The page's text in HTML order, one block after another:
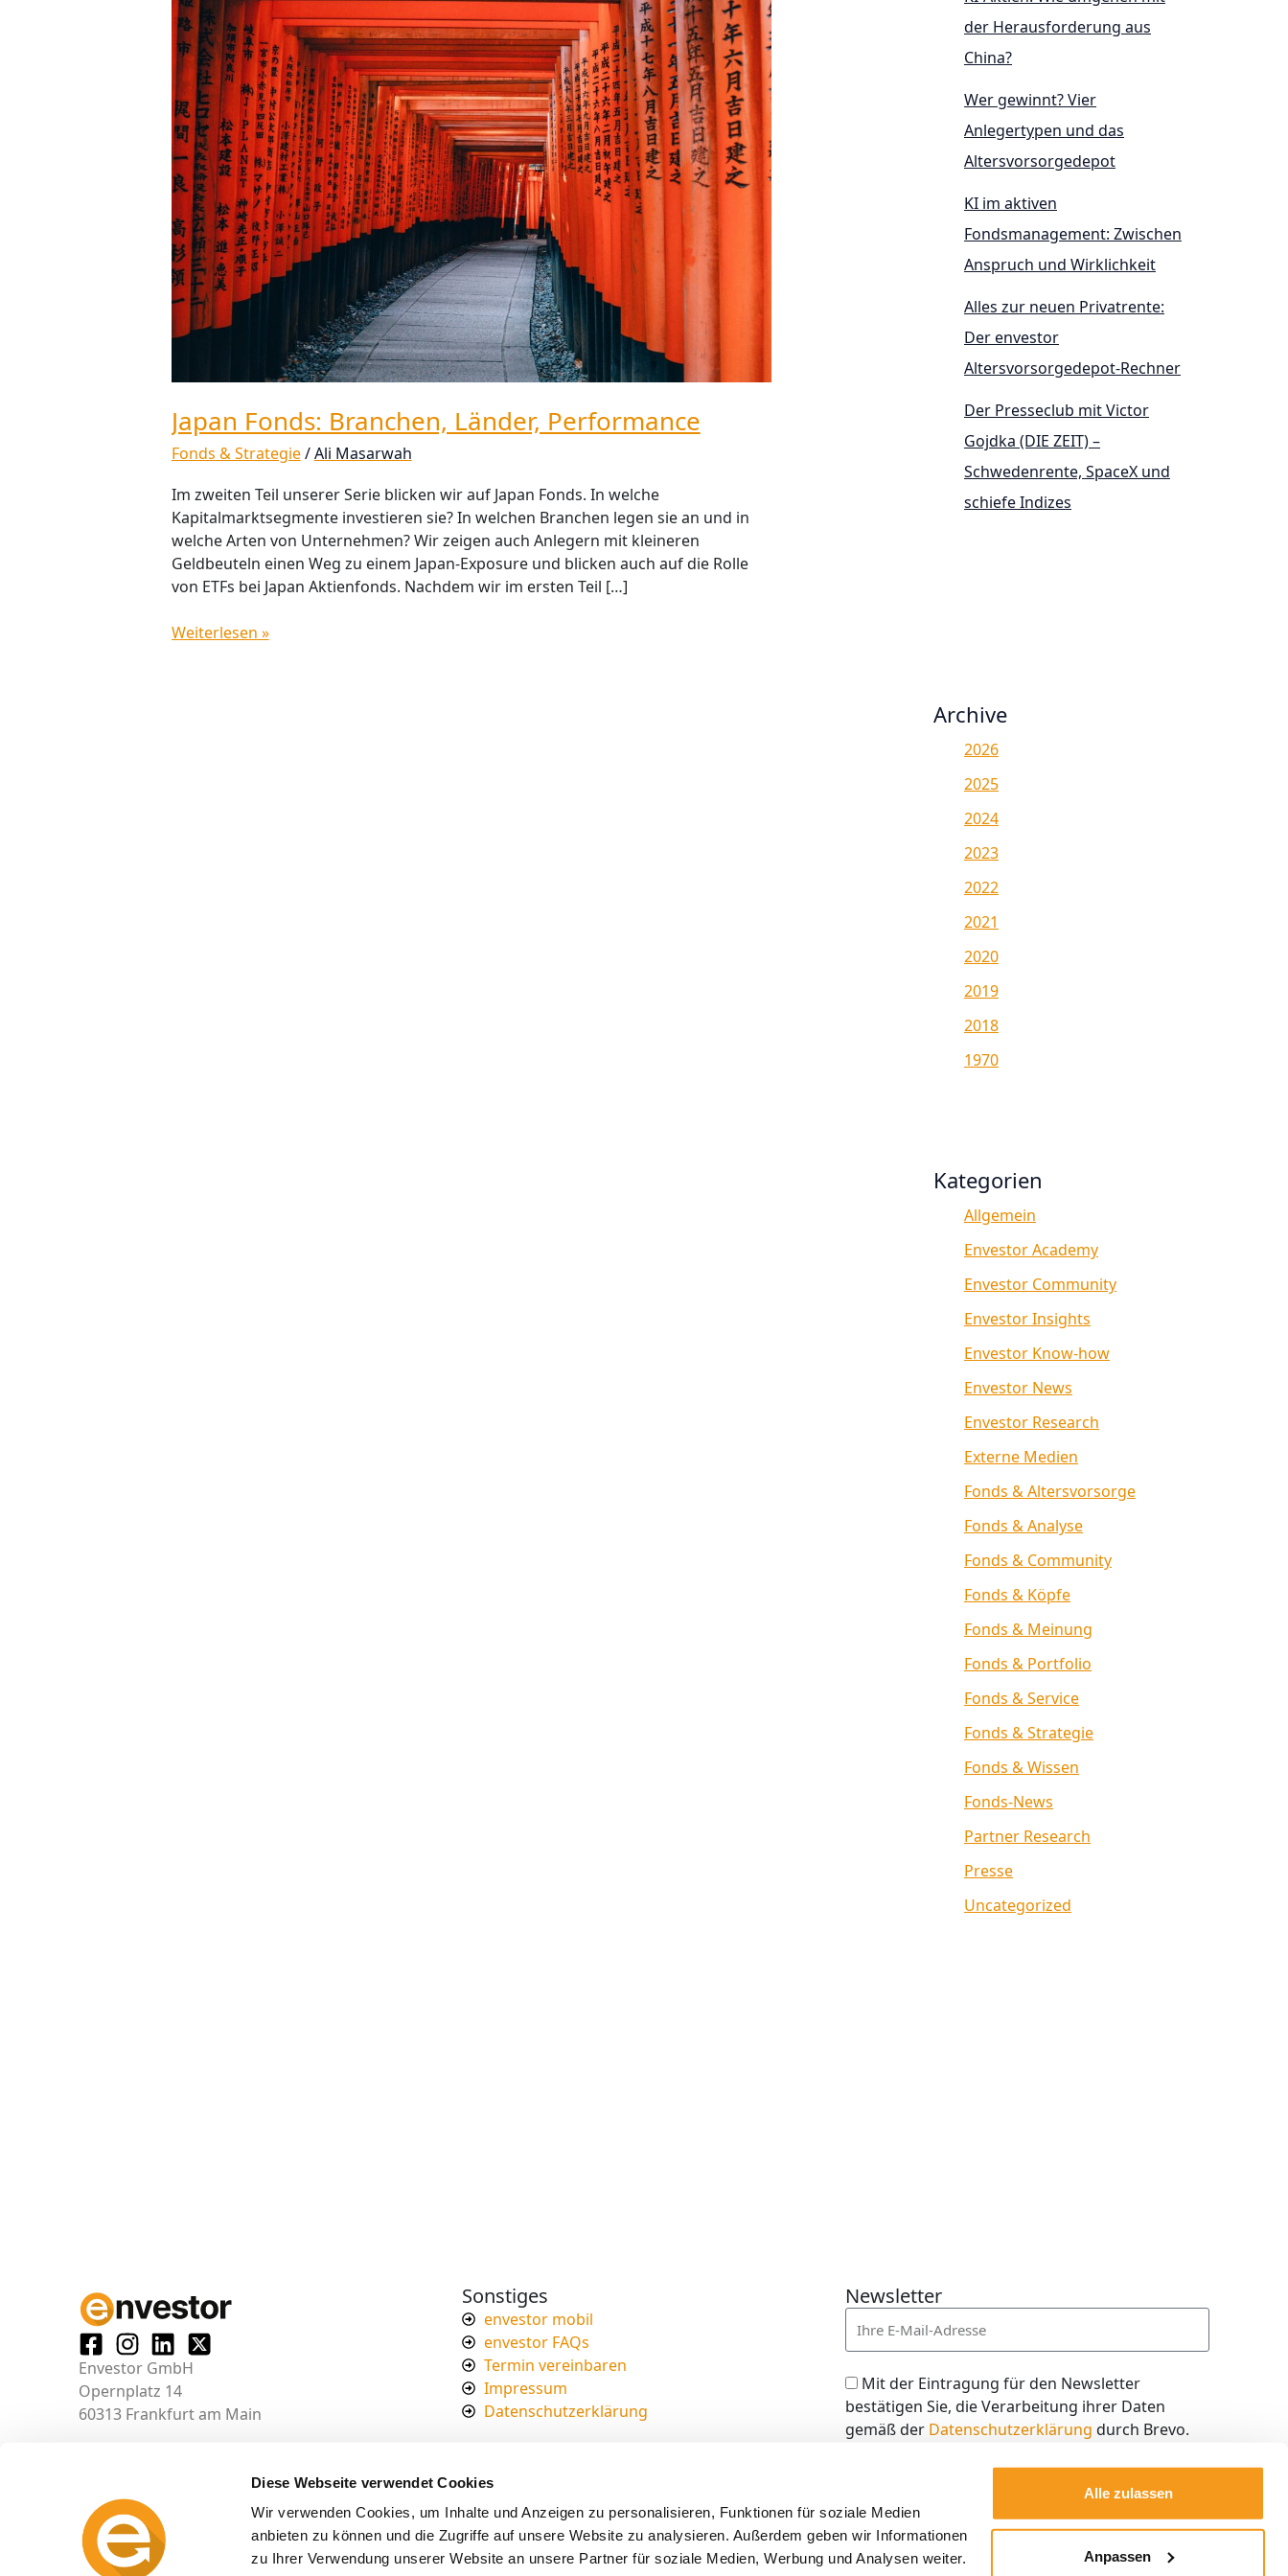
Diese Webseite verwendet Cookies
Wir verwenden Cookies, um Inhalte und Anzeigen zu personalisieren, Funktionen für soziale Medien
anbieten zu können und die Zugriffe auf unsere Website zu analysieren. Außerdem geben wir Informationen
zu Ihrer Verwendung unserer Website an unsere Partner für soziale Medien, Werbung und Analysen weiter.
Alle zulassen
Anpassen
Japan Fonds: Branchen, Länder, Performance
Fonds & Strategie/Ali Masarwah
Im zweiten Teil unserer Serie blicken wir auf Japan Fonds. In welche
Kapitalmarktsegmente investieren sie? In welchen Branchen legen sie an und in
welche Arten von Unternehmen? Wir zeigen auch Anlegern mit kleineren
Geldbeuteln einen Weg zu einem Japan-Exposure und blicken auch auf die Rolle
von ETFs bei Japan Aktienfonds. Nachdem wir im ersten Teil […]
Fonds:
Branchen,
Länder,
Performance
Weiterlesen »
der Herausforderung aus
China?
Wer gewinnt? Vier
Anlegertypen und das
Altersvorsorgedepot
KI im aktiven
Fondsmanagement: Zwischen
Anspruch und Wirklichkeit
Alles zur neuen Privatrente:
Der envestor
Altersvorsorgedepot-Rechner
Der Presseclub mit Victor
Gojdka (DIE ZEIT) –
Schwedenrente, SpaceX und
schiefe Indizes
Archive
2026
2025
2024
2023
2022
2021
2020
2019
2018
1970
Kategorien
Allgemein
Envestor Academy
Envestor Community
Envestor Insights
Envestor Know-how
Envestor News
Envestor Research
Externe Medien
Fonds & Altersvorsorge
Fonds & Analyse
Fonds & Community
Fonds & Köpfe
Fonds & Meinung
Fonds & Portfolio
Fonds & Service
Fonds & Strategie
Fonds & Wissen
Fonds-News
Partner Research
Presse
Uncategorized
Envestor GmbH
Opernplatz 14
60313 Frankfurt am Main
Sonstiges
envestor mobil
envestor FAQs
Termin vereinbaren
Impressum
Datenschutzerklärung
Newsletter
Mit der Eintragung für den Newsletter
bestätigen Sie, die Verarbeitung ihrer Daten
gemäß der Datenschutzerklärung durch Brevo.
den ich jederzeit mit dem Link im Newsletter
Kostenlos abonnieren